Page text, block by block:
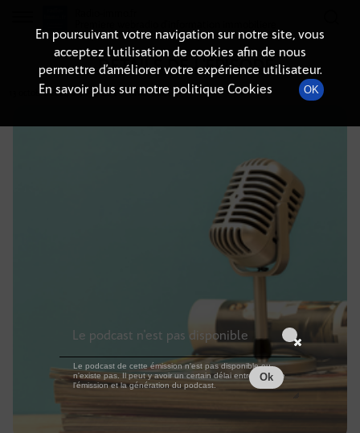
DÉTAILS DE L'ÉPISODE
13 octobre 2024à 9h59, durée : Invalid date
En poursuivant votre navigation sur notre site, vous
acceptez l’utilisation de cookies afin de nous
permettre d’améliorer votre expérience utilisateur.
En savoir plus sur notre politique Cookies
OK
Le podcast n'est pas disponible
Le podcast de cette émission n'est pas disponible ou
n'existe pas. Il peut y avoir un certain délai entre la fin de
l'émission et la génération du podcast.
Ok